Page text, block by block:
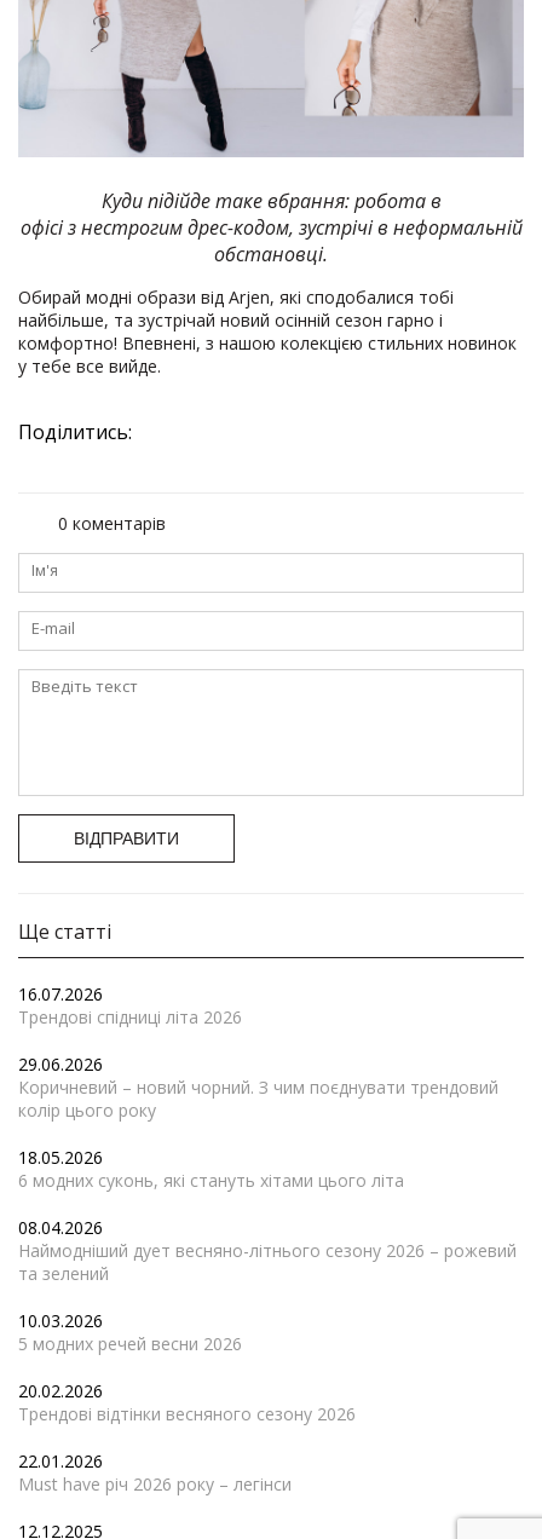
Куди підійде таке вбрання: робота в
офісі з нестрогим дрес-кодом, зустрічі в неформальній
обстановці.
Обирай модні образи від Arjen, які сподобалися тобі
найбільше, та зустрічай новий осінній сезон гарно і
комфортно! Впевнені, з нашою колекцією стильних новинок
у тебе все вийде.
Поділитись:
0 коментарів
ВІДПРАВИТИ
Ще статті
16.07.2026
Трендові спідниці літа 2026
29.06.2026
Коричневий – новий чорний. З чим поєднувати трендовий
колір цього року
18.05.2026
6 модних суконь, які стануть хітами цього літа
08.04.2026
Наймодніший дует весняно-літнього сезону 2026 – рожевий
та зелений
10.03.2026
5 модних речей весни 2026
20.02.2026
Трендові відтінки весняного сезону 2026
22.01.2026
Must have річ 2026 року – легінси
12.12.2025